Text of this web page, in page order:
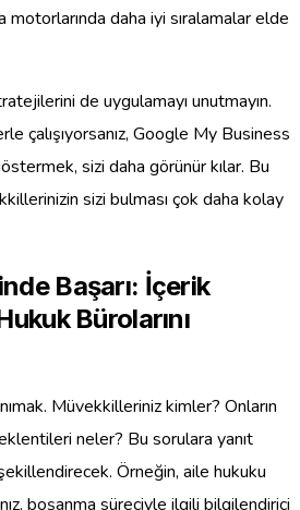
motorlarında daha iyi sıralamalar elde
de uygulamayı unutmayın.
çalışıyorsanız, Google My Business
sizi daha görünür kılar. Bu
sizi bulması çok daha kolay
Başarı: İçerik
Bürolarını
Müvekkilleriniz kimler? Onların
neler? Bu sorulara yanıt
Örneğin, aile hukuku
boşanma süreciyle ilgili bilgilendirici